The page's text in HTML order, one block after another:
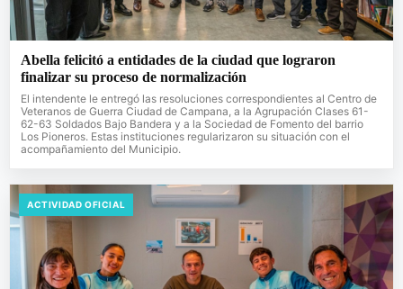
Abella felicitó a entidades de la ciudad que lograron
finalizar su proceso de normalización
El intendente le entregó las resoluciones correspondientes al Centro de
Veteranos de Guerra Ciudad de Campana, a la Agrupación Clases 61-
62-63 Soldados Bajo Bandera y a la Sociedad de Fomento del barrio
Los Pioneros. Estas instituciones regularizaron su situación con el
acompañamiento del Municipio.
ACTIVIDAD OFICIAL